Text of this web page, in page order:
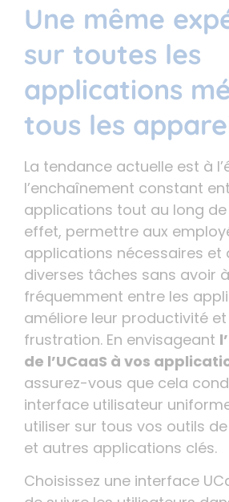
Une même
sur toutes les
applications
tous les
La tendance actuelle est à
l’enchaînement constant
applications tout au long de
effet, permettre aux
applications nécessaires et
diverses tâches sans avoir
fréquemment entre les
améliore leur productivité
frustration. En envisageant
de l’UCaaS à vos
assurez-vous que cela
interface utilisateur
utiliser sur tous vos outils
et autres applications clés.
Choisissez une interface